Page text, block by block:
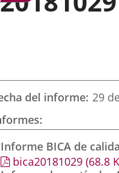
del informe 29
Informe BICA de
bica20181029 (68.8